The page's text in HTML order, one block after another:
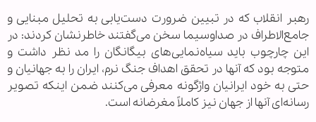
رهبر انقلاب که در تبیین ضرورت دست‌یابی به تحلیل مبنایی و
جامع‌الاطراف در صداوسیما سخن می‌گفتند خاطرنشان کردند: در
این چارچوب باید سیاه‌نمایی‌های بیگانگان را مد نظر داشت و
متوجه بود که آنها در تحقق اهداف جنگ نرم، ایران را به جهانیان و
حتی به خود ایرانیان واژگونه معرفی می‌کنند ضمن اینکه تصویر
رسانه‌ای آنها از جهان نیز کاملاً مغرضانه است.